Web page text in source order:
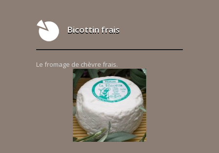
Bicottin frais
Le fromage de chèvre frais.